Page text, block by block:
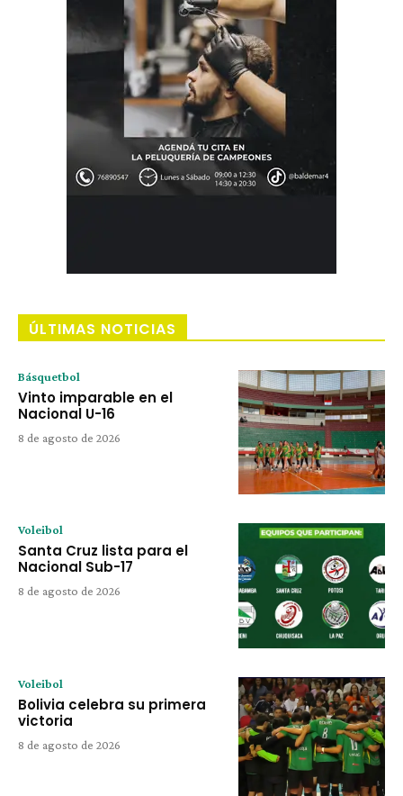
ÚLTIMAS NOTICIAS
Básquetbol
Vinto imparable en el
Nacional U-16
8 de agosto de 2026
Voleibol
Santa Cruz lista para el
Nacional Sub-17
8 de agosto de 2026
Voleibol
Bolivia celebra su primera
victoria
8 de agosto de 2026